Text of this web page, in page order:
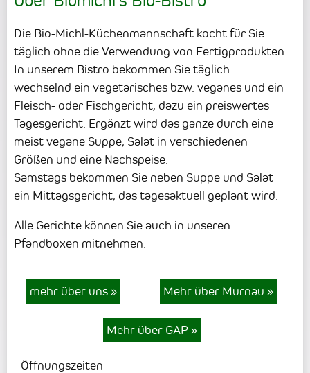
Die Bio-Michl-Küchenmannschaft kocht für Sie
täglich ohne die Verwendung von Fertigprodukten.
In unserem Bistro bekommen Sie täglich
wechselnd ein vegetarisches bzw. veganes und ein
Fleisch- oder Fischgericht, dazu ein preiswertes
Tagesgericht. Ergänzt wird das ganze durch eine
meist vegane Suppe, Salat in verschiedenen
Größen und eine Nachspeise.
Samstags bekommen Sie neben Suppe und Salat
ein Mittagsgericht, das tagesaktuell geplant wird.
Alle Gerichte können Sie auch in unseren
Pfandboxen mitnehmen.
mehr über uns» Mehr über Murnau »
Mehr über GAP »
Öffnungszeiten